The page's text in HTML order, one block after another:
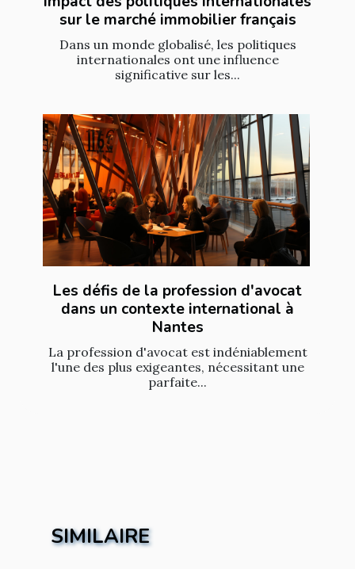
sur le marché immobilier français
Dans un monde globalisé, les politiques
internationales ont une influence
significative sur les...
Les défis de la profession d'avocat
dans un contexte international à
Nantes
La profession d'avocat est indéniablement
l'une des plus exigeantes, nécessitant une
parfaite...
SIMILAIRE